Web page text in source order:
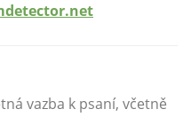
vazba k psaní, včetně